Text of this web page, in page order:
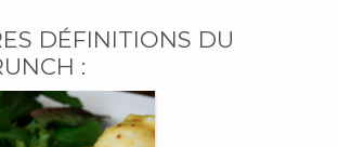
DÉFINITIONS DU
: